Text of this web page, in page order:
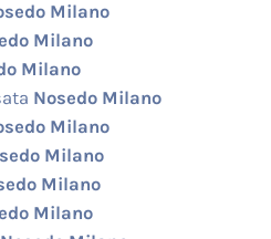
Milano
Milano
Milano
Nosedo Milano
Milano
Milano
Milano
Milano